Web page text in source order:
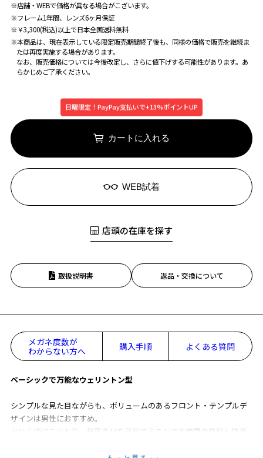
※店舗・WEBで価格が異なる場合がこざいます。
※フレーム1年間、レンズ6ヶ月保証
※￥3,300(税込)以上で日本全国送料無料
※本商品は、現在表示している限定販売期間終了後も、同様の価格で販売を継続ま
たは再度実施する場合があります。
なお、販売価格については今後改定し、さらに値下げする可能性があります。あ
らかじめご了承ください。
日曜限定！PayPay支払いで+13%ポイントUP
カートに入れる
WEB試着
店頭の在庫を探す
取扱説明書 返品・交換について
メガネ度数が
わからない方へ
購入手順 よくある質問
ベーシックで万能なウェリントン型
シンプルな見た目ながらも、ボリュームのあるフロント・テンプルデ
ザインは男性におすすめ。
かけ心地にこだわり、軽量素材を使用することで長時間の装用も快適